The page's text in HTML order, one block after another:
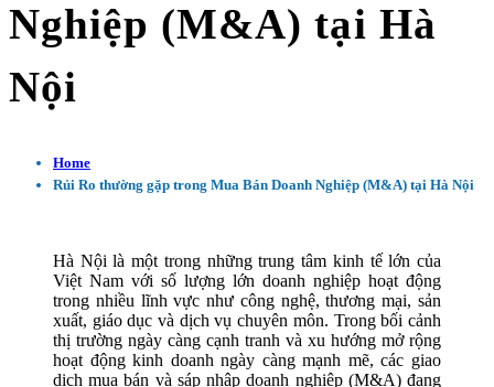
Nghiệp (M&A) tại Hà
Nội
Home
Rủi Ro thường gặp trong Mua Bán Doanh Nghiệp (M&A) tại Hà Nội
Hà Nội là một trong những trung tâm kinh tế lớn của
Việt Nam với số lượng lớn doanh nghiệp hoạt động
trong nhiều lĩnh vực như công nghệ, thương mại, sản
xuất, giáo dục và dịch vụ chuyên môn. Trong bối cảnh
thị trường ngày càng cạnh tranh và xu hướng mở rộng
hoạt động kinh doanh ngày càng mạnh mẽ, các giao
dịch mua bán và sáp nhập doanh nghiệp (M&A) đang